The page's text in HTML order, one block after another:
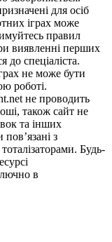
для осіб
іграх може
правил
виявленні перших
до спеціаліста.
не може бути
роботі.
не проводить
також сайт не
та інших
з
Будь-
в